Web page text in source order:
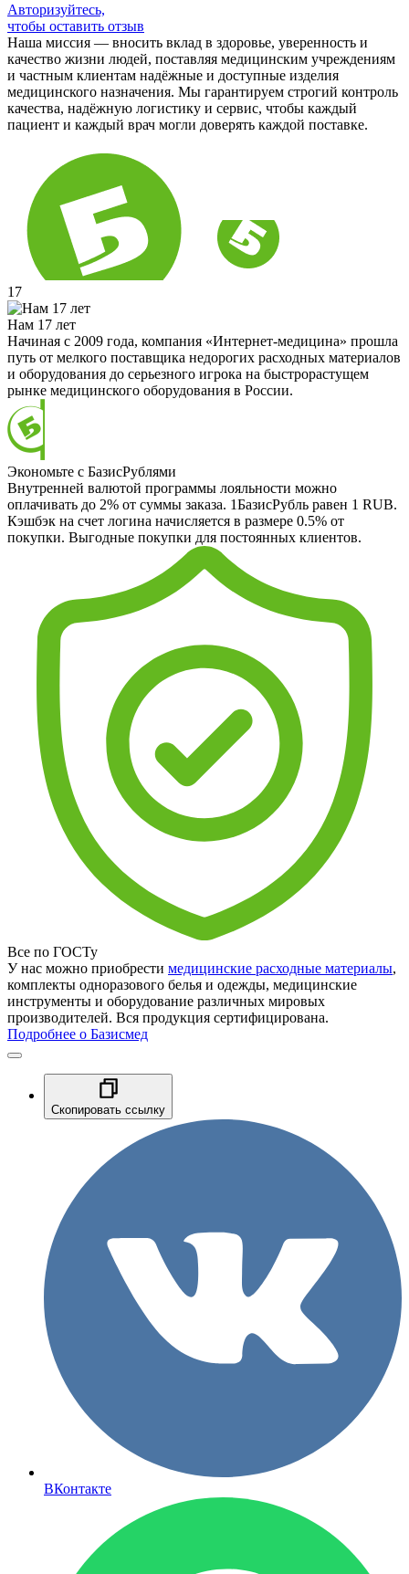
Авторизуйтесь,
чтобы оставить отзыв
Наша миссия — вносить вклад в здоровье, уверенность и
качество жизни людей, поставляя медицинским учреждениям
и частным клиентам надёжные и доступные изделия
медицинского назначения. Мы гарантируем строгий контроль
качества, надёжную логистику и сервис, чтобы каждый
пациент и каждый врач могли доверять каждой поставке.
17
Нам 17 лет
Начиная с 2009 года, компания «Интернет-медицина» прошла
путь от мелкого поставщика недорогих расходных материалов
и оборудования до серьезного игрока на быстрорастущем
рынке медицинского оборудования в России.
Экономьте с БазисРублями
Внутренней валютой программы лояльности можно
оплачивать до 2% от суммы заказа. 1БазисРубль равен 1 RUB.
Кэшбэк на счет логина начисляется в размере 0.5% от
покупки. Выгодные покупки для постоянных клиентов.
Все по ГОСТу
У нас можно приобрести медицинские расходные материалы,
комплекты одноразового белья и одежды, медицинские
инструменты и оборудование различных мировых
производителей. Вся продукция сертифицирована.
Подробнее о Базисмед
Скопировать ссылку
ВКонтакте